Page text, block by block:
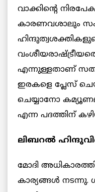
വാക്കിന്റെ
കാരണവശാലും
എന്നുള്ളതാണ്
ഇരകളെ പ്ലേസ്
ചെയ്യാനോ
എന്ന പദത്തിന്
ലിബറൽ
മോദി
കാര്യങ്ങൾ നടന്നു.